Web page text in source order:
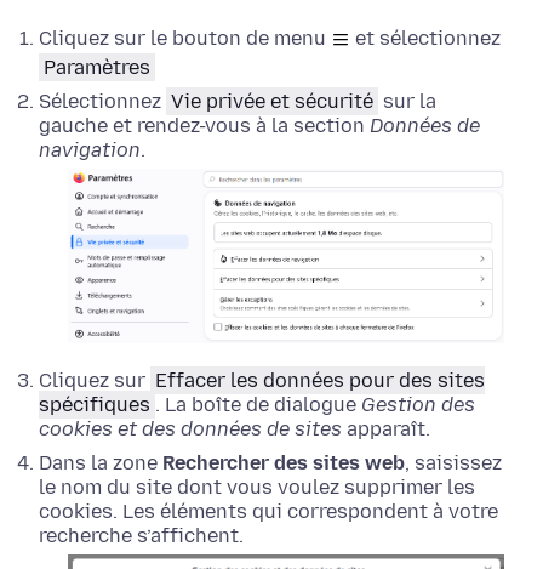
Cliquez sur le bouton de menu
et sélectionnez
Paramètres
Sélectionnez Vie privée et sécurité sur la
gauche et rendez-vous à la section Données de
navigation.
Cliquez sur Effacer les données pour des sites
spécifiques . La boîte de dialogue Gestion des
cookies et des données de sites apparaît.
Dans la zone Rechercher des sites web, saisissez
le nom du site dont vous voulez supprimer les
cookies. Les éléments qui correspondent à votre
recherche s’affichent.